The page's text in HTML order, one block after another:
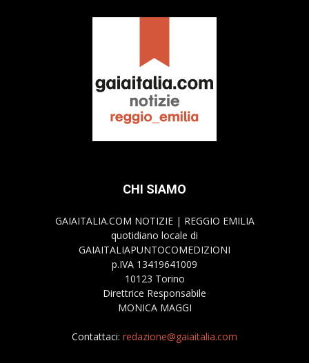
CHI SIAMO
GAIAITALIA.COM NOTIZIE | REGGIO EMILIA
quotidiano locale di
GAIAITALIAPUNTOCOMEDIZIONI
p.IVA 13419641009
10123 Torino
Direttrice Responsabile
MONICA MAGGI
Contattaci: redazione@gaiaitalia.com